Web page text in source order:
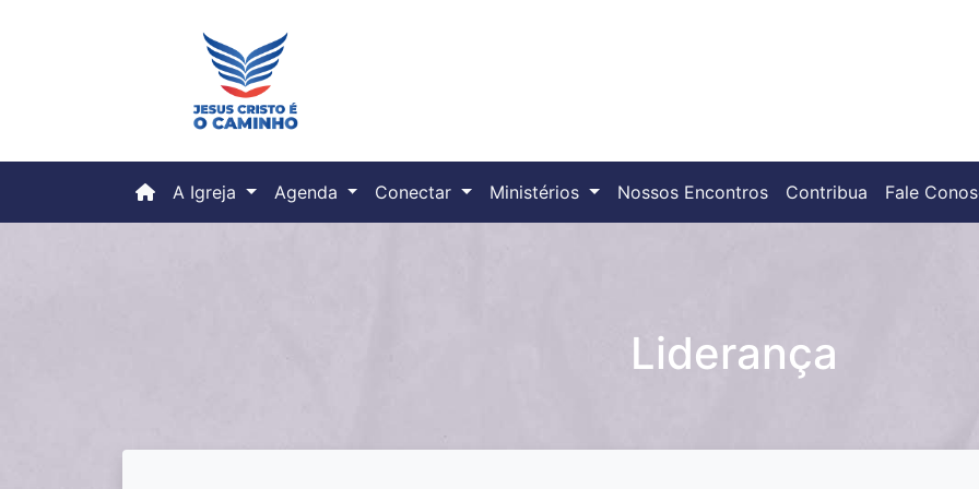
(current)
A Igreja Agenda Conectar Ministérios Nossos Encontros Contribua Fale
Liderança